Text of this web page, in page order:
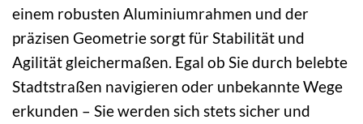
einem robusten Aluminiumrahmen und der
präzisen Geometrie sorgt für Stabilität und
Agilität gleichermaßen. Egal ob Sie durch belebte
Stadtstraßen navigieren oder unbekannte Wege
erkunden – Sie werden sich stets sicher und